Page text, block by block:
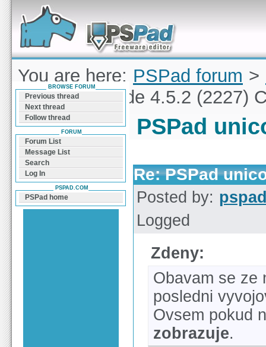
Forum can help you solve problems and quickly
find a solution with PSPad for Microsoft
Windows
You are here: PSPad forum >
PSPad unicode 4.5.2 (2227)
PSPad
Re: PSPad
Posted by:
Logged
Zdeny:
Obavam se ze
posledni
Ovsem pokud
zobrazuje.
BROWSE FORUM
Previous thread
Next thread
Follow thread
FORUM
Forum List
Message List
Search
Log In
PSPAD.COM
PSPad home